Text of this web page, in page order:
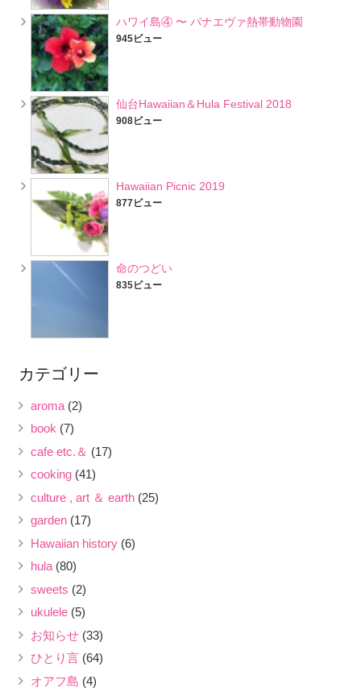
ハワイ島④ 〜 パナエヴァ熱帯動物園
945ビュー
仙台Hawaiian＆Hula Festival 2018
908ビュー
Hawaiian Picnic 2019
877ビュー
命のつどい
835ビュー
カテゴリー
aroma(2)
book (7)
cafe etc.＆ (17)
cooking(41)
culture , art ＆ earth(25)
garden(17)
Hawaiian history(6)
hula(80)
sweets (2)
ukulele(5)
お知らせ(33)
ひとり言(64)
オアフ島 (4)